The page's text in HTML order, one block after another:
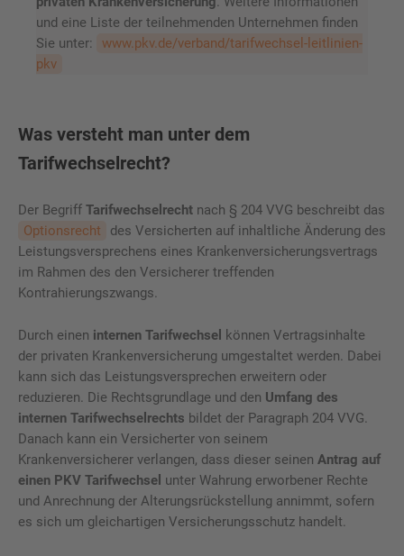
und eine Liste der teilnehmenden Unternehmen finden
Sie unter:
www.pkv.de/verband/tarifwechsel-leitlinien-
pkv
Was versteht man unter dem
Tarifwechselrecht?
Der Begriff Tarifwechselrecht nach § 204 VVG beschreibt das
Optionsrecht
des Versicherten auf inhaltliche Änderung des
Leistungsversprechens eines Krankenversicherungsvertrags
im Rahmen des den Versicherer treffenden
Kontrahierungszwangs.
Durch einen internen Tarifwechsel
können Vertragsinhalte
der privaten Krankenversicherung umgestaltet werden. Dabei
kann sich das Leistungsversprechen erweitern oder
reduzieren. Die Rechtsgrundlage und den Umfang des
internen Tarifwechselrechts bildet der Paragraph 204 VVG.
Danach kann ein Versicherter von seinem
Krankenversicherer verlangen, dass dieser seinen Antrag auf
einen PKV Tarifwechsel unter Wahrung erworbener Rechte
und Anrechnung der Alterungsrückstellung annimmt, sofern
es sich um gleichartigen Versicherungsschutz handelt.